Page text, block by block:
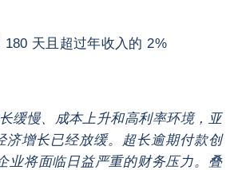
180 天且超过年收入的 2%
缓慢、成本上升和高利率环境，亚
济增长已经放缓。超长逾期付款创
业将面临日益严重的财务压力。叠